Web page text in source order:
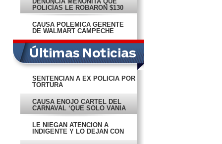
POLICÍAS LE ROBARON $130
MIL
CAUSA POLÉMICA GERENTE
DE WALMART CAMPECHE
SENTENCIAN A EX POLICÍA POR
TORTURA
CAUSA ENOJO CARTEL DEL
CARNAVAL ‘QUE SOLO VANIA
CONOCE’
LE NIEGAN ATENCIÓN A
INDIGENTE Y LO DEJAN CON